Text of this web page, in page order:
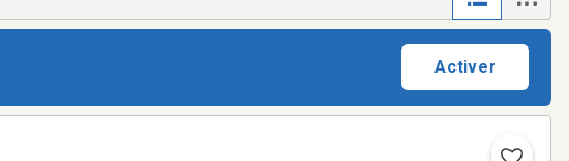
Activer